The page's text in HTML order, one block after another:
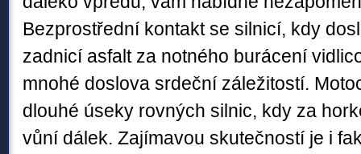
Bezprostřední kontakt se silnicí, kdy
zadnicí asfalt za notného burácení
mnohé doslova srdeční záležitostí.
dlouhé úseky rovných silnic, kdy za
vůní dálek. Zajímavou skutečností je i